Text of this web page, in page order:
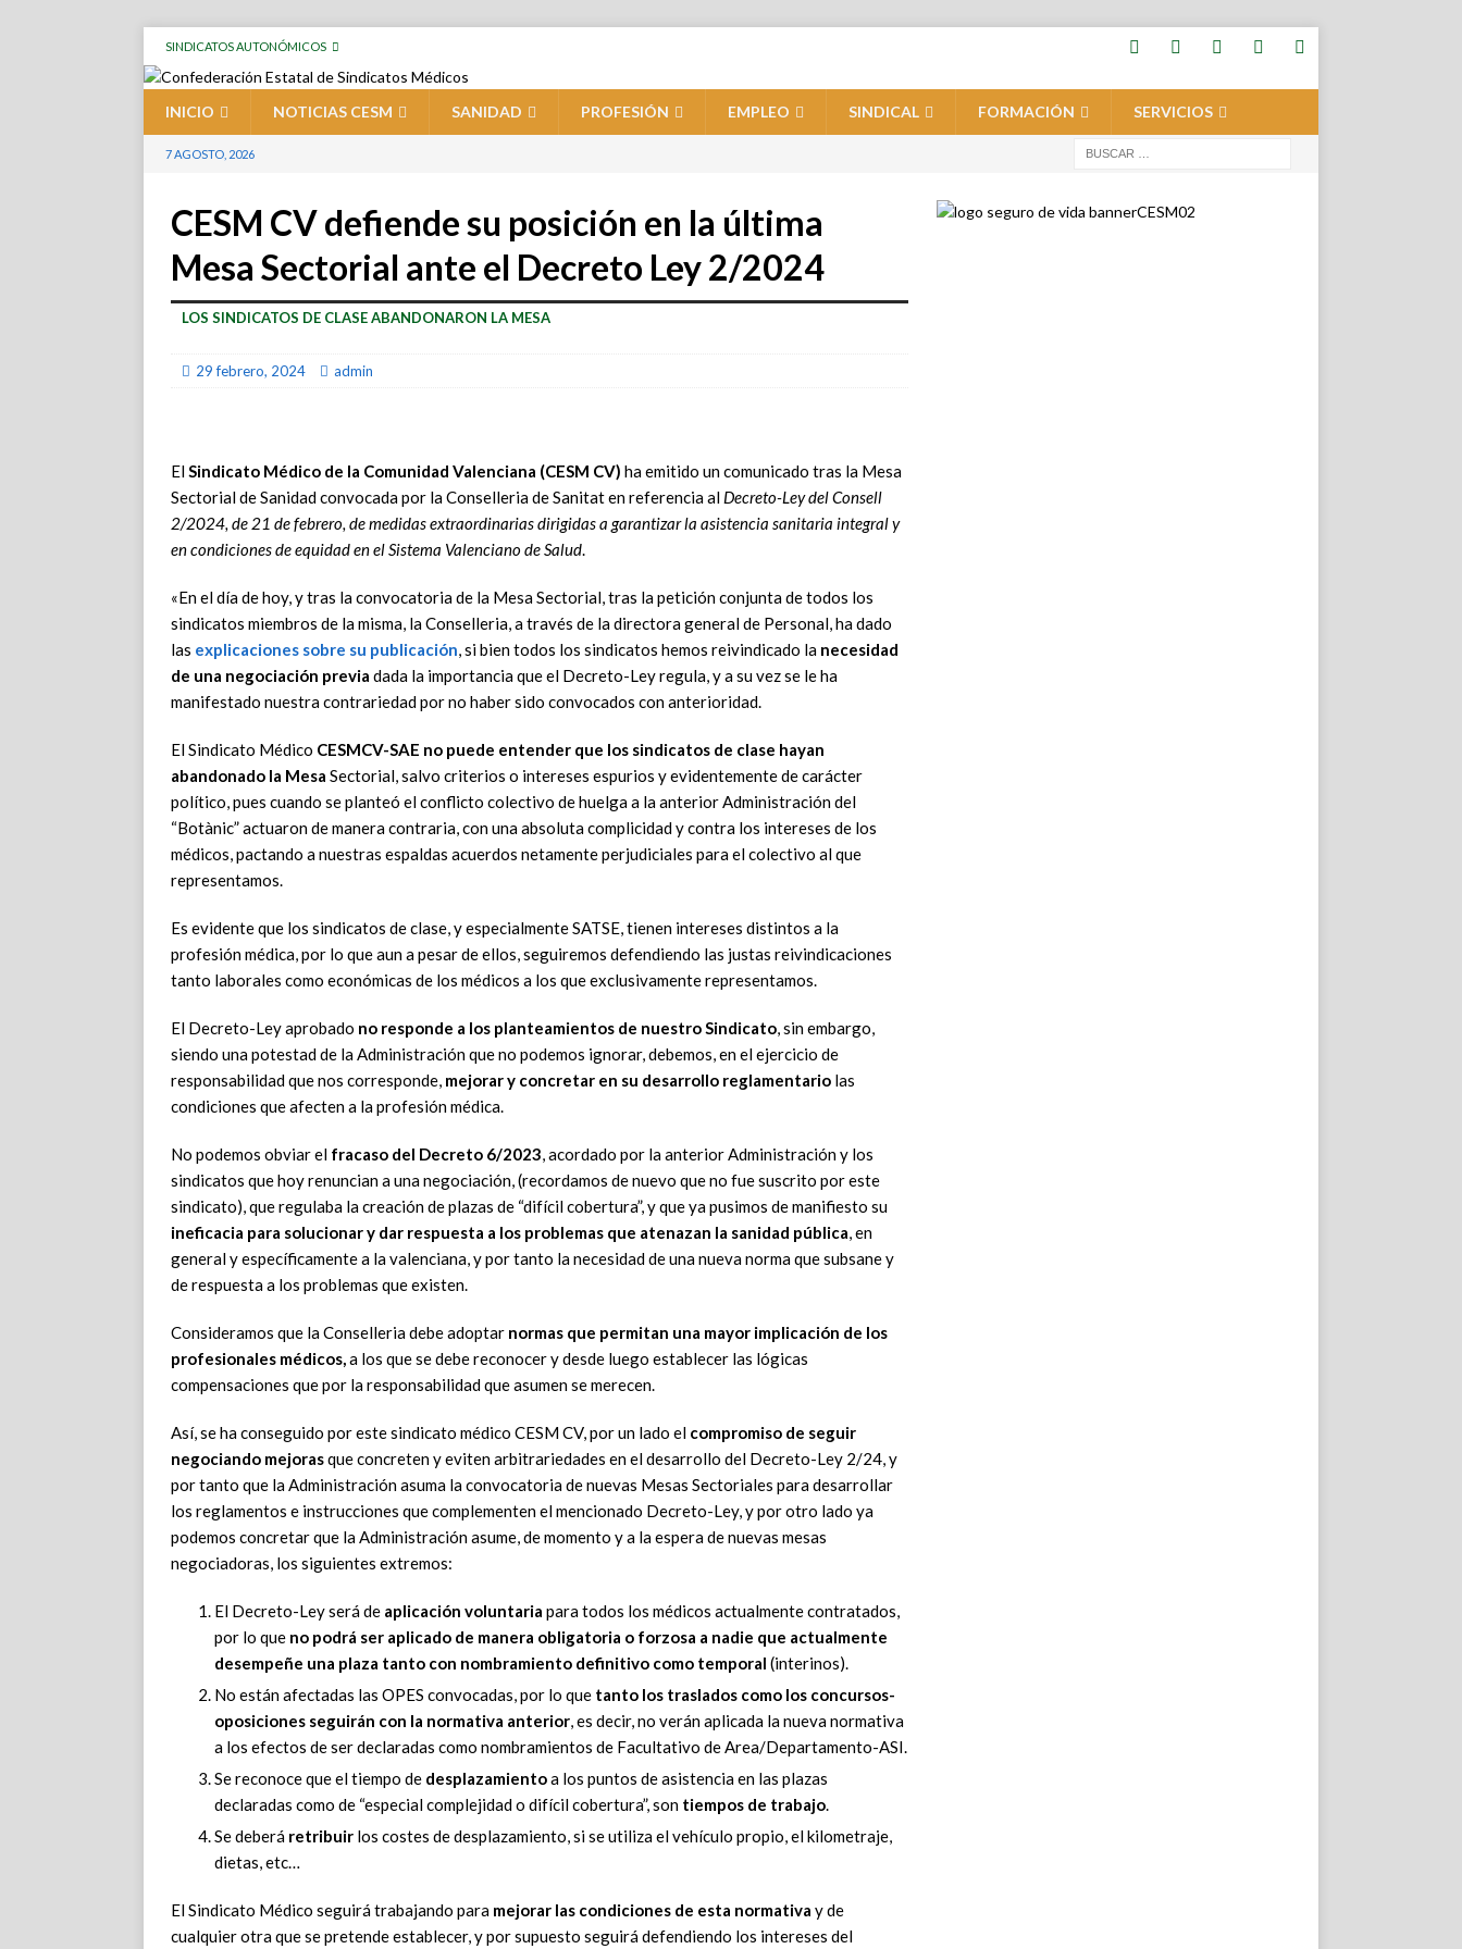
SINDICATOS AUTONÓMICOS
INICIO NOTICIAS CESM SANIDAD PROFESIÓN EMPLEO SINDICAL FORMACIÓN SERVICIOS
7 AGOSTO, 2026
CESM CV defiende su posición en la última
Mesa Sectorial ante el Decreto Ley 2/2024
LOS SINDICATOS DE CLASE ABANDONARON LA MESA
29 febrero, 2024 admin
ElSindicato Médico de la Comunidad Valenciana (CESM CV) ha emitido un comunicado tras la Mesa
Sectorial de Sanidad convocada por la Conselleria de Sanitat en referencia al Decreto-Ley del Consell
2/2024, de 21 de febrero, de medidas extraordinarias dirigidas a garantizar la asistencia sanitaria integral y
en condiciones de equidad en el Sistema Valenciano de Salud.
«En el día de hoy, y tras la convocatoria de la Mesa Sectorial, tras la petición conjunta de todos los
sindicatos miembros de la misma, la Conselleria, a través de la directora general de Personal, ha dado
las explicaciones sobre su publicación, si bien todos los sindicatos hemos reivindicado la necesidad
de una negociación previa dada la importancia que el Decreto-Ley regula, y a su vez se le ha
manifestado nuestra contrariedad por no haber sido convocados con anterioridad.
El Sindicato Médico CESMCV-SAE no puede entender que los sindicatos de clase hayan
abandonado la Mesa Sectorial, salvo criterios o intereses espurios y evidentemente de carácter
político, pues cuando se planteó el conflicto colectivo de huelga a la anterior Administración del
“Botànic” actuaron de manera contraria, con una absoluta complicidad y contra los intereses de los
médicos, pactando a nuestras espaldas acuerdos netamente perjudiciales para el colectivo al que
representamos.
Es evidente que los sindicatos de clase, y especialmente SATSE, tienen intereses distintos a la
profesión médica, por lo que aun a pesar de ellos, seguiremos defendiendo las justas reivindicaciones
tanto laborales como económicas de los médicos a los que exclusivamente representamos.
El Decreto-Ley aprobado no responde a los planteamientos de nuestro Sindicato, sin embargo,
siendo una potestad de la Administración que no podemos ignorar, debemos, en el ejercicio de
responsabilidad que nos corresponde, mejorar y concretar en su desarrollo reglamentario las
condiciones que afecten a la profesión médica.
No podemos obviar el fracaso del Decreto 6/2023, acordado por la anterior Administración y los
sindicatos que hoy renuncian a una negociación, (recordamos de nuevo que no fue suscrito por este
sindicato), que regulaba la creación de plazas de “difícil cobertura”, y que ya pusimos de manifiesto su
ineficacia para solucionar y dar respuesta a los problemas que atenazan la sanidad pública, en
general y específicamente a la valenciana, y por tanto la necesidad de una nueva norma que subsane y
de respuesta a los problemas que existen.
Consideramos que la Conselleria debe adoptar normas que permitan una mayor implicación de los
profesionales médicos,a los que se debe reconocer y desde luego establecer las lógicas
compensaciones que por la responsabilidad que asumen se merecen.
Así, se ha conseguido por este sindicato médico CESM CV, por un lado el compromiso de seguir
negociando mejorasque concreten y eviten arbitrariedades en el desarrollo del Decreto-Ley 2/24, y
por tanto que la Administración asuma la convocatoria de nuevas Mesas Sectoriales para desarrollar
los reglamentos e instrucciones que complementen el mencionado Decreto-Ley, y por otro lado ya
podemos concretar que la Administración asume, de momento y a la espera de nuevas mesas
negociadoras, los siguientes extremos:
El Decreto-Ley será de aplicación voluntaria para todos los médicos actualmente contratados,
por lo que no podrá ser aplicado de manera obligatoria o forzosa a nadie que actualmente
desempeñe una plaza tanto con nombramiento definitivo como temporal (interinos).
No están afectadas las OPES convocadas, por lo que tanto los traslados como los concursos-
oposiciones seguirán con la normativa anterior, es decir, no verán aplicada la nueva normativa
a los efectos de ser declaradas como nombramientos de Facultativo de Area/Departamento-ASI.
Se reconoce que el tiempo de desplazamientoa los puntos de asistencia en las plazas
declaradas como de “especial complejidad o difícil cobertura”, son tiempos de trabajo.
Se deberá retribuir los costes de desplazamiento, si se utiliza el vehículo propio, el kilometraje,
dietas, etc…
El Sindicato Médico seguirá trabajando para mejorar las condiciones de esta normativa y de
cualquier otra que se pretende establecer, y por supuesto seguirá defendiendo los intereses del